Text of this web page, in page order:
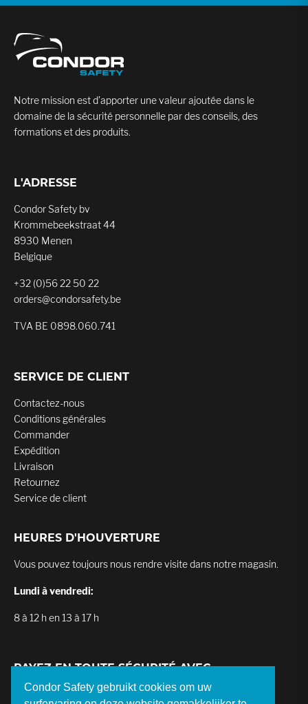
Condor Safety gebruikt cookies om uw
Notre mission est d’apporter une valeur ajoutée dans le
domaine de la sécurité personnelle par des conseils, des
formations et des produits.
L'ADRESSE
Condor Safety bv
Krommebeekstraat 44
8930 Menen
Belgique
+32 (0)56 22 50 22
orders@condorsafety.be
TVA BE 0898.060.741
SERVICE DE CLIENT
Contactez-nous
Conditions générales
Commander
Expédition
Livraison
Retournez
Service de client
HEURES D'HOUVERTURE
Vous pouvez toujours nous rendre visite dans notre magasin.
Lundi à vendredi:
8 à 12 h en 13 à 17 h
PAYEZ EN TOUTE SÉCURITÉ AVEC